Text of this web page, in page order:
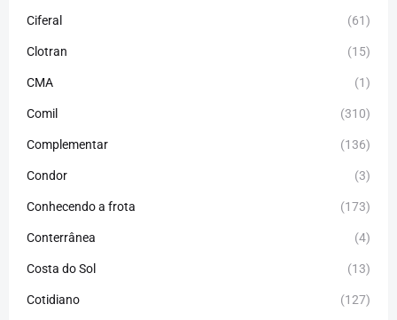
Ciferal (61)
Clotran (15)
CMA (1)
Comil (310)
Complementar (136)
Condor (3)
Conhecendo a frota (173)
Conterrânea (4)
Costa do Sol (13)
Cotidiano (127)